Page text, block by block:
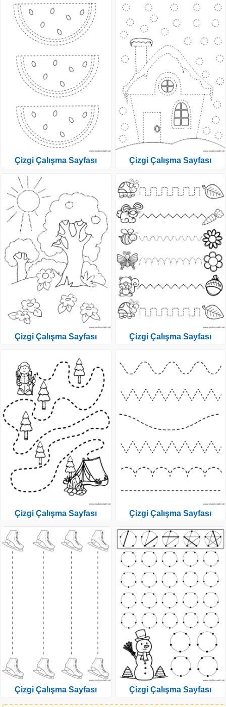
Çizgi Çalışma Sayfası
Çizgi Çalışma Sayfası
Çizgi Çalışma Sayfası
Çizgi Çalışma Sayfası
Çizgi Çalışma Sayfası
Çizgi Çalışma Sayfası
Çizgi Çalışma Sayfası
Çizgi Çalışma Sayfası